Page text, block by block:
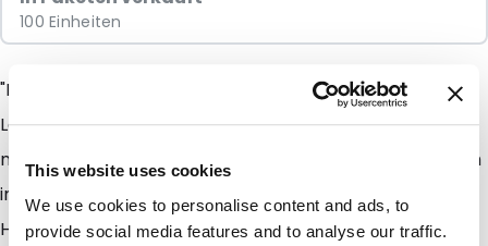
This website uses cookies
We use cookies to personalise content and ads, to
provide social media features and to analyse our traffic.
100 Einheiten
"Für die effiziente und nachhaltige Verpackung von
Lebensmitteln und Non-Food Produkten sind unsere
neuen Flachbeutel die ideale Wahl. Ab Lager erhältlich
in frischen und beliebten Farben wie Rosa, Hellgrün,
Hellgrau und Weiß. Alle Beutel sind in einer modernen